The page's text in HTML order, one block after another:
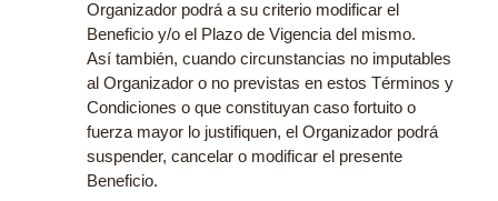
Organizador podrá a su criterio modificar el
Beneficio y/o el Plazo de Vigencia del mismo.
Así también, cuando circunstancias no imputables
al Organizador o no previstas en estos Términos y
Condiciones o que constituyan caso fortuito o
fuerza mayor lo justifiquen, el Organizador podrá
suspender, cancelar o modificar el presente
Beneficio.